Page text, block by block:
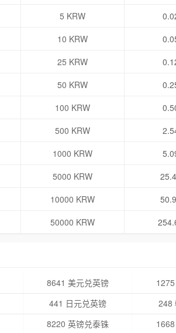
5 KRW
10 KRW
25 KRW
50 KRW
100 KRW
500 KRW
1000 KRW
5000 KRW
10000 KRW
50000 KRW
8641 美元兑英镑
441 日元兑英镑
248
8220 英镑兑泰铢